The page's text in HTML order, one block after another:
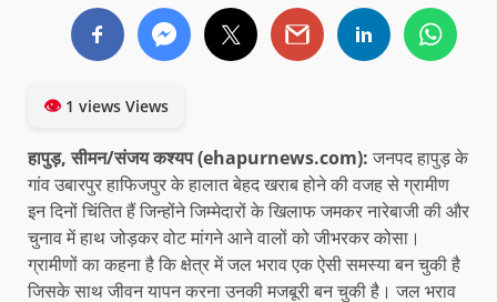
👁1 views Views
हापुड़, सीमन/संजय कश्यप (ehapurnews.com): जनपद हापुड़ के
गांव उबारपुर हाफिजपुर के हालात बेहद खराब होने की वजह से ग्रामीण
इन दिनों चिंतित हैं जिन्होंने जिम्मेदारों के खिलाफ जमकर नारेबाजी की और
चुनाव में हाथ जोड़कर वोट मांगने आने वालों को जीभरकर कोसा।
ग्रामीणों का कहना है कि क्षेत्र में जल भराव एक ऐसी समस्या बन चुकी है
जिसके साथ जीवन यापन करना उनकी मजबूरी बन चुकी है। जल भराव